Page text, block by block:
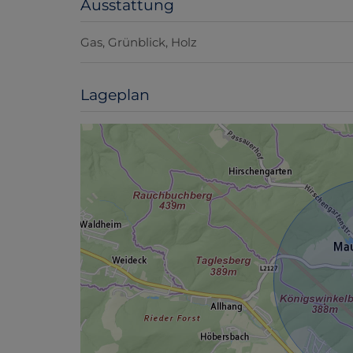
Ausstattung
Gas Grünblick Holz
Lageplan